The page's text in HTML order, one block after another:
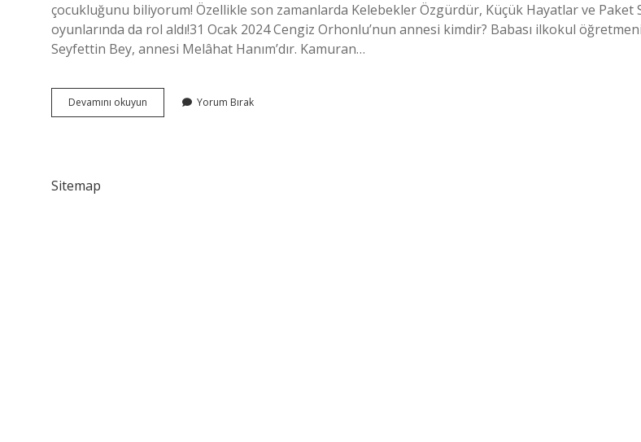
çocukluğunu biliyorum! Özellikle son zamanlarda Kelebekler Özgürdür, Küçük Hayatlar ve Paket
oyunlarında da rol aldı!31 Ocak 2024 Cengiz Orhonlu’nun annesi kimdir? Babası ilkokul
Seyfettin Bey, annesi Melâhat Hanım’dır. Kamuran…
Devamını okuyun Kâmuran
Akkorun
Yorum Bırak
Sitemap